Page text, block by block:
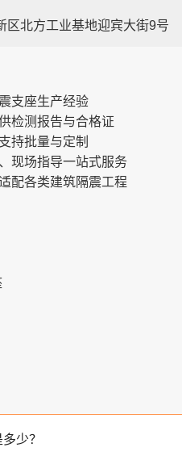
区北方工业基地迎宾大街9号
支座生产经验
检测报告与合格证
持批量与定制
现场指导一站式服务
配各类建筑隔震工程
少？